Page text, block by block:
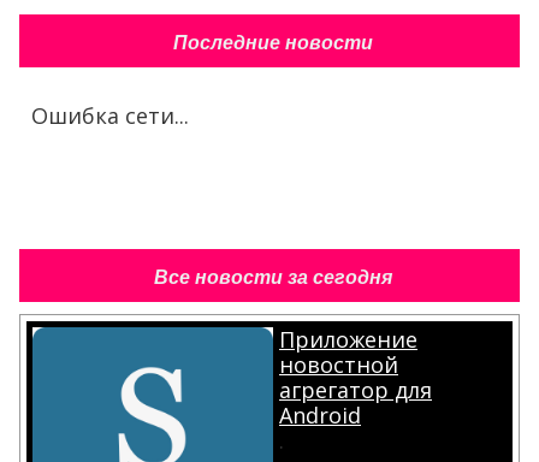
Последние новости
Ошибка сети...
Все новости за сегодня
Приложение
новостной
агрегатор для
Android
.